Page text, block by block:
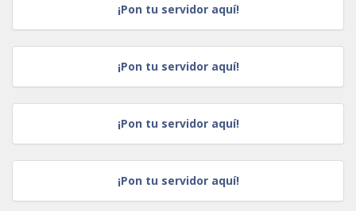
¡Pon tu servidor aquí!
¡Pon tu servidor aquí!
¡Pon tu servidor aquí!
¡Pon tu servidor aquí!